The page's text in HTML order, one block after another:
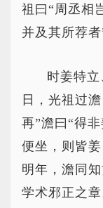
祖曰“周丞相
并及其所荐者
时姜特
日，光祖过
再”澹曰“得
便坐，则皆
明年，澹同
学术邪正之